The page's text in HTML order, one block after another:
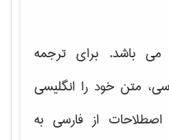
باشد. برای ترجمه
متن خود را انگلیسی
از فارسی به